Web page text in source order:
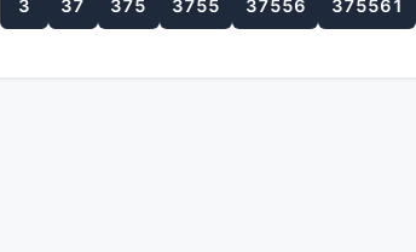
3 37 375 3755 37556 375561